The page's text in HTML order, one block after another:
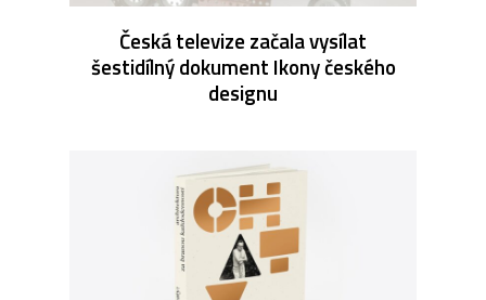
Česká televize začala vysílat
šestidílný dokument Ikony českého
designu